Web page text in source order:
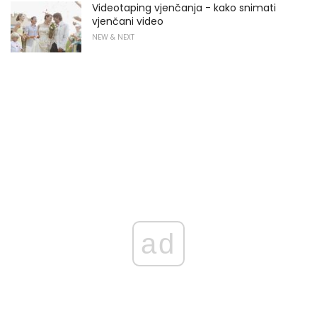
Videotaping vjenčanja - kako snimati
vjenčani video
NEW & NEXT
ad